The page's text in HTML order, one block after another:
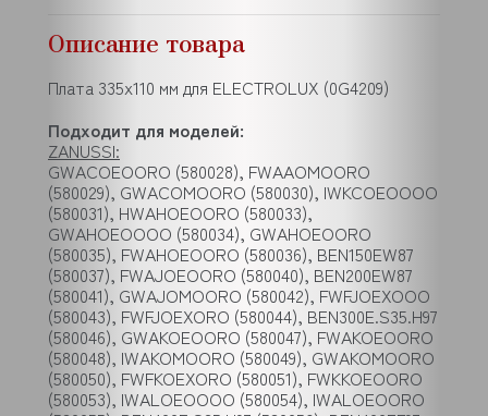
Описание товара
Плата 335x110 мм для ELECTROLUX (0G4209)
Подходит для моделей:
ZANUSSI:
GWACOEOORO (580028), FWAAOMOORO
(580029), GWACOMOORO (580030), IWKCOEOOOO
(580031), HWAHOEOORO (580033),
GWAHOEOOOO (580034), GWAHOEOORO
(580035), FWAHOEOORO (580036), BEN150EW87
(580037), FWAJOEOORO (580040), BEN200EW87
(580041), GWAJOMOORO (580042), FWFJOEXOOO
(580043), FWFJOEXORO (580044), BEN300E.S35.H97
(580046), GWAKOEOORO (580047), FWAKOEOORO
(580048), IWAKOMOORO (580049), GWAKOMOORO
(580050), FWFKOEXORO (580051), FWKKOEOORO
(580053), IWALOEOOOO (580054), IWALOEOORO